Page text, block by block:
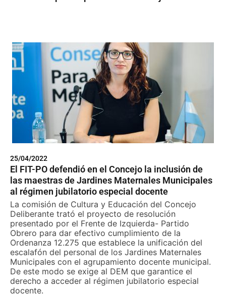
25/04/2022
El FIT-PO defendió en el Concejo la inclusión de
las maestras de Jardines Maternales Municipales
al régimen jubilatorio especial docente
La comisión de Cultura y Educación del Concejo
Deliberante trató el proyecto de resolución
presentado por el Frente de Izquierda- Partido
Obrero para dar efectivo cumplimiento de la
Ordenanza 12.275 que establece la unificación del
escalafón del personal de los Jardines Maternales
Municipales con el agrupamiento docente municipal.
De este modo se exige al DEM que garantice el
derecho a acceder al régimen jubilatorio especial
docente.